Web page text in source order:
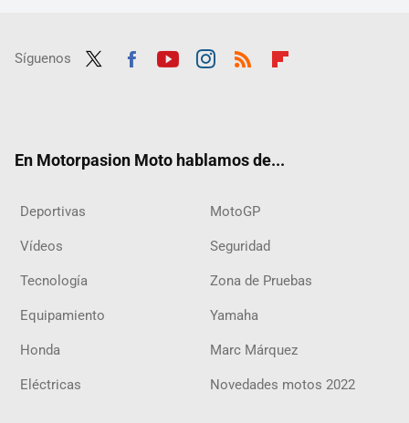
Síguenos
En Motorpasion Moto hablamos de...
Deportivas MotoGP
Vídeos Seguridad
Tecnología Zona de Pruebas
Equipamiento Yamaha
Honda Marc Márquez
Eléctricas Novedades motos 2022